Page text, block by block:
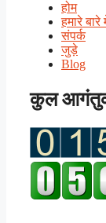
होम
हमारे बारे
संपर्क
जुड़े
Blog
कुल